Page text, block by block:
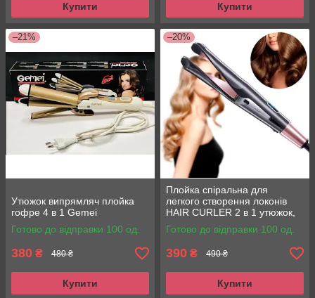
Купити Купити
–21%
Утюжок випрямляч плойка
гофре 4 в 1 Gemei
Готово до відправки 100 од.
380 ₴ 480 ₴
Купити
–20%
Плойка спіральна для
легкого створення локонів
HAIR CURLER 2 в 1 утюжок,
випрямляч
Готово до відправки 100 од.
390 ₴ 490 ₴
Купити